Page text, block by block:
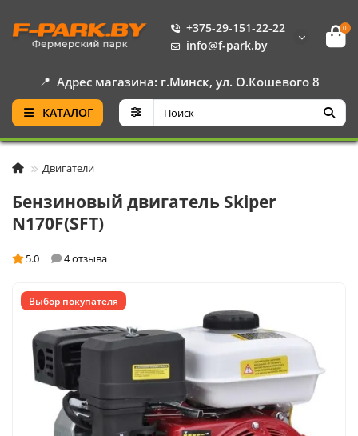
+375-29-151-22-22
info@f-park.by
0
📍 Адрес магазина: г.Минск, ул. О.Кошевого 8
КАТАЛОГ
Двигатели
Бензиновый двигатель Skiper
N170F(SFT)
5.0 4 отзыва
Выбор покупателя